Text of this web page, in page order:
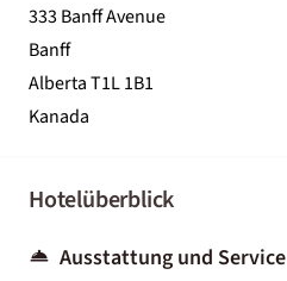
333 Banff Avenue
Banff
Alberta T1L 1B1
Kanada
Hotelüberblick
Ausstattung und Service